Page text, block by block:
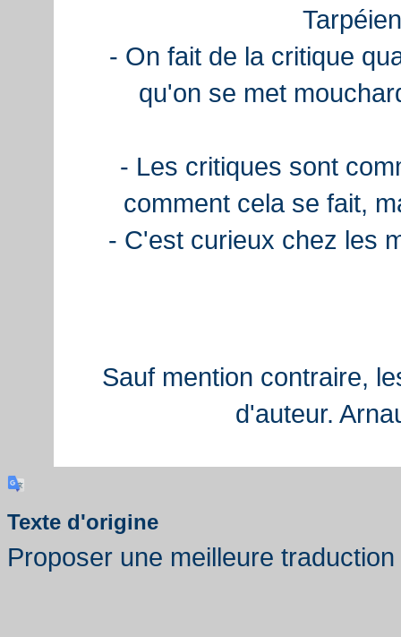
- On fait de la critique
qu'on se met
- Les critiques sont
comment cela se fait,
- C'est curieux chez les
Sauf mention contraire,
d'auteur.
Texte d'origine
Proposer une meilleure traduction